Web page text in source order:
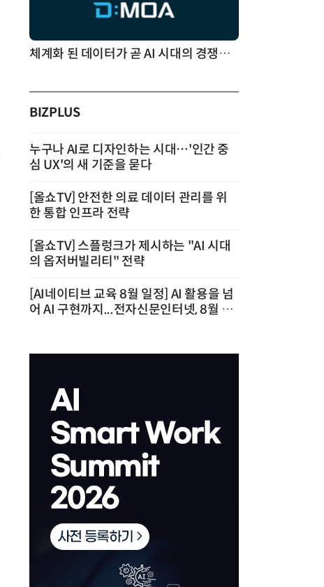
체계화 된 데이터가 곧 AI 시대의 경쟁력이다
BIZPLUS
누구나 AI로 디자인하는 시대…'인간 중
심 UX'의 새 기준을 묻다
[올쇼TV] 안전한 의료 데이터 관리를 위
한 통합 인프라 전략
[올쇼TV] 스플렁크가 제시하는 "AI 시대
의 옵저버빌리티" 전략
[AI네이티브 교육 8월 일정] AI 활용을 넘
어 AI 구현까지...전자신문인터넷, 8월 실